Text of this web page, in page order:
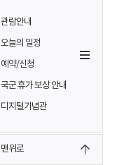
관람안내
오늘의 일정
예약/신청
국군 휴가 보상 안내
디지털기념관
맨위로